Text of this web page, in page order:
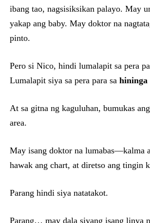
ibang tao, nagsisiksikan palayo. May
yakap ang baby. May doktor na
pinto.
Pero si Nico, hindi lumalapit sa pera
Lumalapit siya sa pera para sa hininga
At sa gitna ng kaguluhan, bumukas
area.
May isang doktor na lumabas—kalma
hawak ang chart, at diretso ang tingin
Parang hindi siya natatakot.
Parang… may dala siyang isang linya